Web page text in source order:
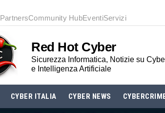
PartnersCommunity HubEventiServizi
Red Hot Cyber
Sicurezza Informatica, Notizie su
e Intelligenza Artificiale
CYBER ITALIA CYBER NEWS